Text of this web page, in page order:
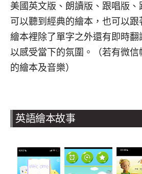
美國英文版、朗讀版、跟唱版、
可以聽到經典的繪本，也可以
繪本裡除了單字之外還有即時翻
以感受當下的氛圍。（若有微信
的繪本及音樂）
英語繪本故事